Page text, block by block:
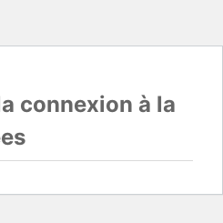
connexion à la